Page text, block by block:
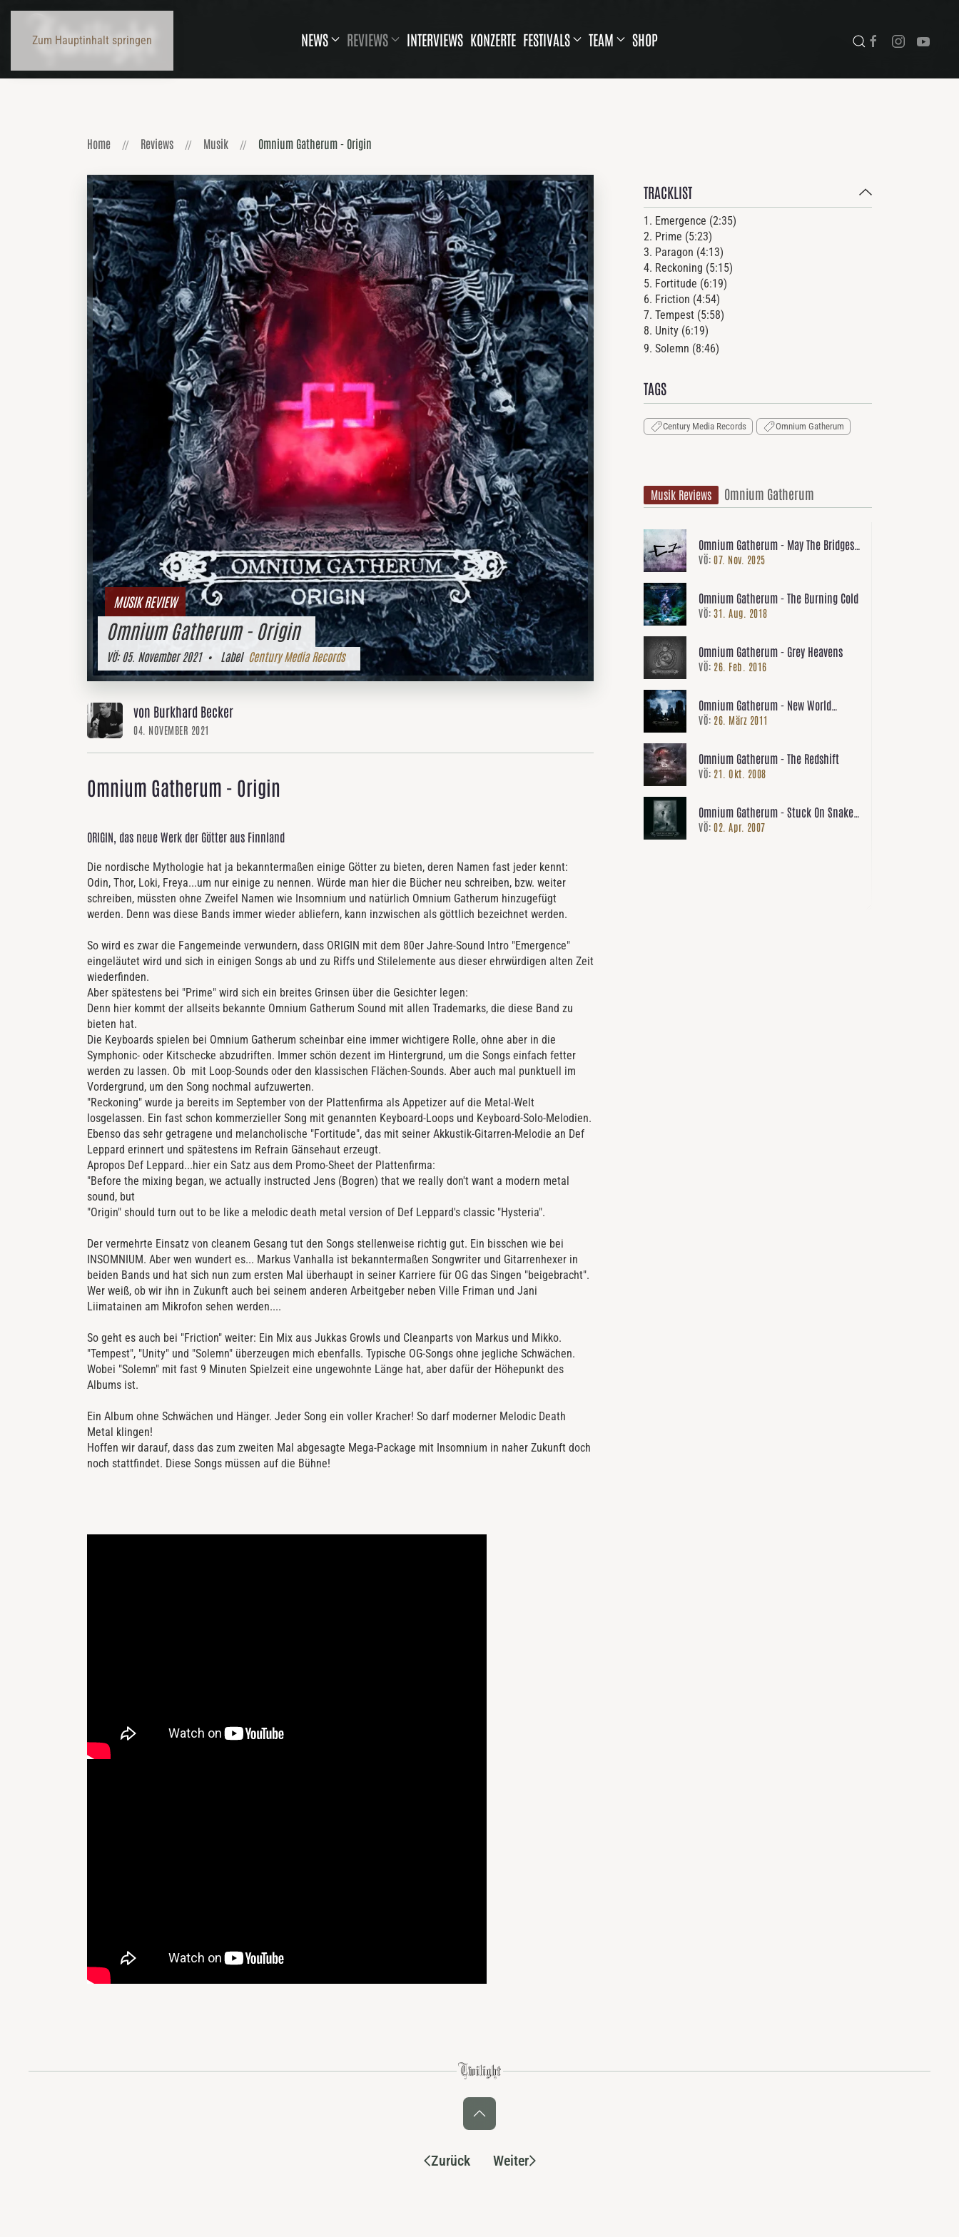
Zum Hauptinhalt springen NEWS REVIEWS INTERVIEWS KONZERTE FESTIVALS TEAM SHOP
Home Reviews Musik Omnium Gatherum - Origin
MUSIK REVIEW
Omnium Gatherum - Origin
VÖ:05. November 2021• Label Century Media Records
von Burkhard Becker
04. NOVEMBER 2021
Omnium Gatherum - Origin
ORIGIN, das neue Werk der Götter aus Finnland
Die nordische Mythologie hat ja bekanntermaßen einige Götter zu bieten, deren Namen fast jeder kennt:
Odin, Thor, Loki, Freya...um nur einige zu nennen. Würde man hier die Bücher neu schreiben, bzw. weiter
schreiben, müssten ohne Zweifel Namen wie Insomnium und natürlich Omnium Gatherum hinzugefügt
werden. Denn was diese Bands immer wieder abliefern, kann inzwischen als göttlich bezeichnet werden.
So wird es zwar die Fangemeinde verwundern, dass ORIGIN mit dem 80er Jahre-Sound Intro "Emergence"
eingeläutet wird und sich in einigen Songs ab und zu Riffs und Stilelemente aus dieser ehrwürdigen alten Zeit
wiederfinden.
Aber spätestens bei "Prime" wird sich ein breites Grinsen über die Gesichter legen:
Denn hier kommt der allseits bekannte Omnium Gatherum Sound mit allen Trademarks, die diese Band zu
bieten hat.
Die Keyboards spielen bei Omnium Gatherum scheinbar eine immer wichtigere Rolle, ohne aber in die
Symphonic- oder Kitschecke abzudriften. Immer schön dezent im Hintergrund, um die Songs einfach fetter
werden zu lassen. Ob mit Loop-Sounds oder den klassischen Flächen-Sounds. Aber auch mal punktuell im
Vordergrund, um den Song nochmal aufzuwerten.
"Reckoning" wurde ja bereits im September von der Plattenfirma als Appetizer auf die Metal-Welt
losgelassen. Ein fast schon kommerzieller Song mit genannten Keyboard-Loops und Keyboard-Solo-Melodien.
Ebenso das sehr getragene und melancholische "Fortitude", das mit seiner Akkustik-Gitarren-Melodie an Def
Leppard erinnert und spätestens im Refrain Gänsehaut erzeugt.
Apropos Def Leppard...hier ein Satz aus dem Promo-Sheet der Plattenfirma:
"Before the mixing began, we actually instructed Jens (Bogren) that we really don't want a modern metal
sound, but
"Origin" should turn out to be like a melodic death metal version of Def Leppard's classic "Hysteria".
Der vermehrte Einsatz von cleanem Gesang tut den Songs stellenweise richtig gut. Ein bisschen wie bei
INSOMNIUM. Aber wen wundert es... Markus Vanhalla ist bekanntermaßen Songwriter und Gitarrenhexer in
beiden Bands und hat sich nun zum ersten Mal überhaupt in seiner Karriere für OG das Singen "beigebracht".
Wer weiß, ob wir ihn in Zukunft auch bei seinem anderen Arbeitgeber neben Ville Friman und Jani
Liimatainen am Mikrofon sehen werden....
So geht es auch bei "Friction" weiter: Ein Mix aus Jukkas Growls und Cleanparts von Markus und Mikko.
"Tempest", "Unity" und "Solemn" überzeugen mich ebenfalls. Typische OG-Songs ohne jegliche Schwächen.
Wobei "Solemn" mit fast 9 Minuten Spielzeit eine ungewohnte Länge hat, aber dafür der Höhepunkt des
Albums ist.
Ein Album ohne Schwächen und Hänger. Jeder Song ein voller Kracher! So darf moderner Melodic Death
Metal klingen!
Hoffen wir darauf, dass das zum zweiten Mal abgesagte Mega-Package mit Insomnium in naher Zukunft doch
noch stattfindet. Diese Songs müssen auf die Bühne!
TRACKLIST
1. Emergence (2:35)
2. Prime (5:23)
3. Paragon (4:13)
4. Reckoning (5:15)
5. Fortitude (6:19)
6. Friction (4:54)
7. Tempest (5:58)
8. Unity (6:19)
9. Solemn (8:46)
TAGS
Century Media Records Omnium Gatherum
Musik Reviews Omnium Gatherum
Omnium Gatherum - May The Bridges
We Burn Light The Way
VÖ: 07. Nov. 2025
Omnium Gatherum - The Burning Cold
VÖ: 31. Aug. 2018
Omnium Gatherum - Grey Heavens
VÖ: 26. Feb. 2016
Omnium Gatherum - New World
Shadows
VÖ: 26. März 2011
Omnium Gatherum - The Redshift
VÖ: 21. Okt. 2008
Omnium Gatherum - Stuck On Snakes
Way
VÖ: 02. Apr. 2007
Zurück Weiter